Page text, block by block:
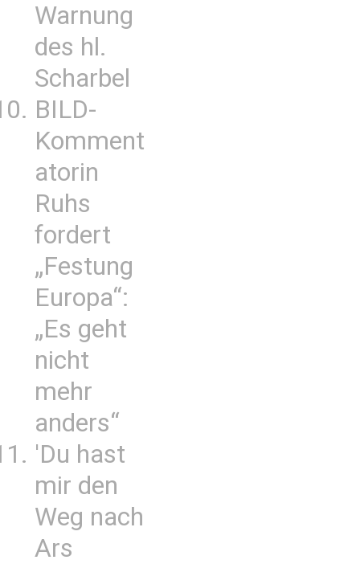
Warnung
des hl.
Scharbel
BILD-
Komment
atorin
Ruhs
fordert
„Festung
Europa“:
„Es geht
nicht
mehr
anders“
'Du hast
mir den
Weg nach
Ars